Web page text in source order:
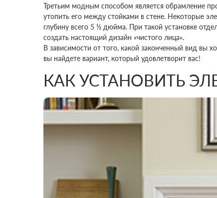
Третьим модным способом является обрамление
утопить его между стойками в стене. Некоторые
глубину всего 5 ½ дюйма. При такой установке
создать настоящий дизайн «чистого лица».
В зависимости от того, какой законченный вид вы
вы найдете вариант, который удовлетворит вас!
КАК УСТАНОВИТЬ